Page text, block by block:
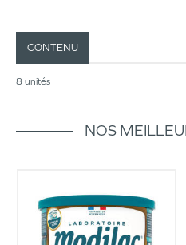
CONTENU
8 unités
NOS